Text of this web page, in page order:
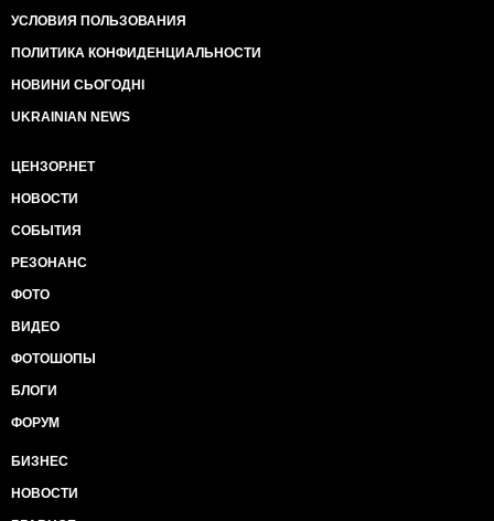
УСЛОВИЯ ПОЛЬЗОВАНИЯ
ПОЛИТИКА КОНФИДЕНЦИАЛЬНОСТИ
НОВИНИ СЬОГОДНІ
UKRAINIAN NEWS
ЦЕНЗОР.НЕТ
НОВОСТИ
СОБЫТИЯ
РЕЗОНАНС
ФОТО
ВИДЕО
ФОТОШОПЫ
БЛОГИ
ФОРУМ
БИЗНЕС
НОВОСТИ